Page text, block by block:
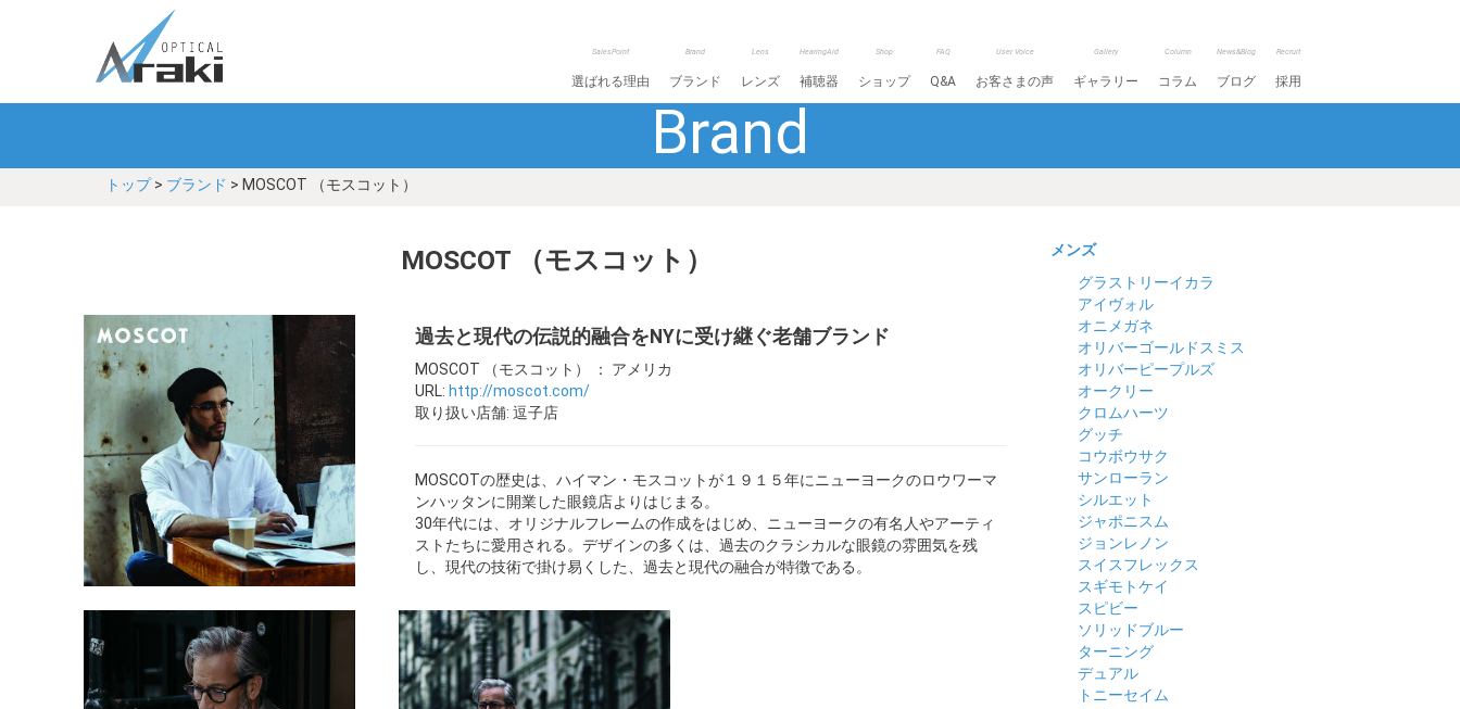
SalesPoint
選ばれる理由
Brand
ブランド
Lens
レンズ
HearingAid
補聴器
Shop
ショップ
FAQ
Q&A
User Voice
お客さまの声
Gallery
ギャラリー
Column
コラム
News&Blog
ブログ
Recruit
採用
Brand
トップ> ブランド > MOSCOT （モスコット）
MOSCOT （モスコット）
過去と現代の伝説的融合をNYに受け継ぐ老舗ブランド
MOSCOT （モスコット） ： アメリカ
URL: http://moscot.com/
取り扱い店舗: 逗子店
MOSCOTの歴史は、ハイマン・モスコットが１９１５年にニューヨークのロウワーマ
ンハッタンに開業した眼鏡店よりはじまる。
30年代には、オリジナルフレームの作成をはじめ、ニューヨークの有名人やアーティ
ストたちに愛用される。デザインの多くは、過去のクラシカルな眼鏡の雰囲気を残
し、現代の技術で掛け易くした、過去と現代の融合が特徴である。
メンズ
グラストリーイカラ
アイヴォル
オニメガネ
オリバーゴールドスミス
オリバーピープルズ
オークリー
クロムハーツ
グッチ
コウボウサク
サンローラン
シルエット
ジャポニスム
ジョンレノン
スイスフレックス
スギモトケイ
スピビー
ソリッドブルー
ターニング
デュアル
トニーセイム